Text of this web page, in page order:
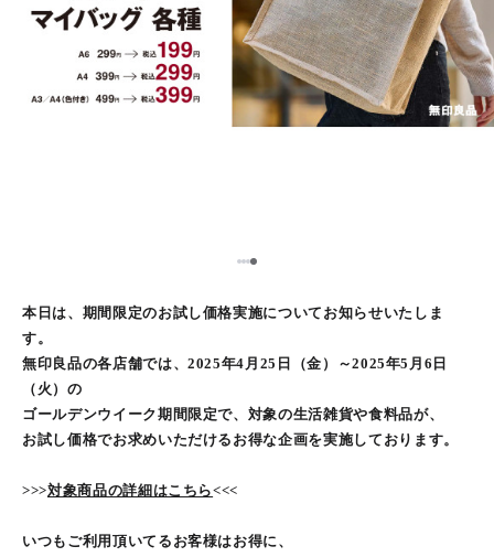
123
本日は、期間限定のお試し価格実施についてお知らせいたしま
す。
無印良品の各店舗では、2025年4月25日（金）～2025年5月6日
（火）の
ゴールデンウイーク期間限定で、対象の生活雑貨や食料品が、
お試し価格でお求めいただけるお得な企画を実施しております。
>>>対象商品の詳細はこちら<<<
いつもご利用頂いてるお客様はお得に、